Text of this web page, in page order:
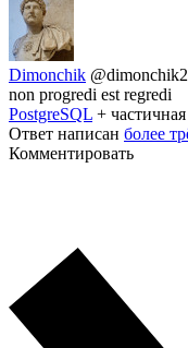
Dimonchik
non progredi est regredi
PostgreSQL +
Ответ написан более
Комментировать